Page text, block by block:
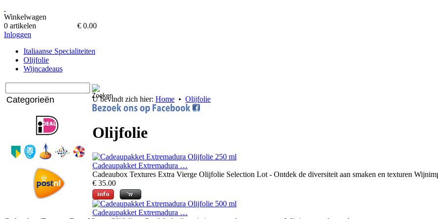
Winkelwagen
0 artikelen
€ 0.00
Inloggen
Italiaanse Specialiteiten
Olijfolie
Wijncadeaus
Categorieën U bevindt zich hier: Home • Olijfolie
Olijfolie
Cadeaupakket Extremadura …
Cadeaubox Textures Extra Vierge Olijfolie Selection Lot - Ontdek de diversiteit aan smaken en texturen
€ 35.00
Cadeaupakket Extremadura …